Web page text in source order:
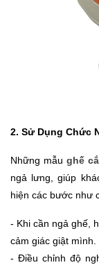
2. Sử Dụng Chức
Những mẫu ghế
ngả lưng, giúp
hiện các bước như
- Khi cần ngả ghế,
cảm giác giật mình.
- Điều chỉnh độ